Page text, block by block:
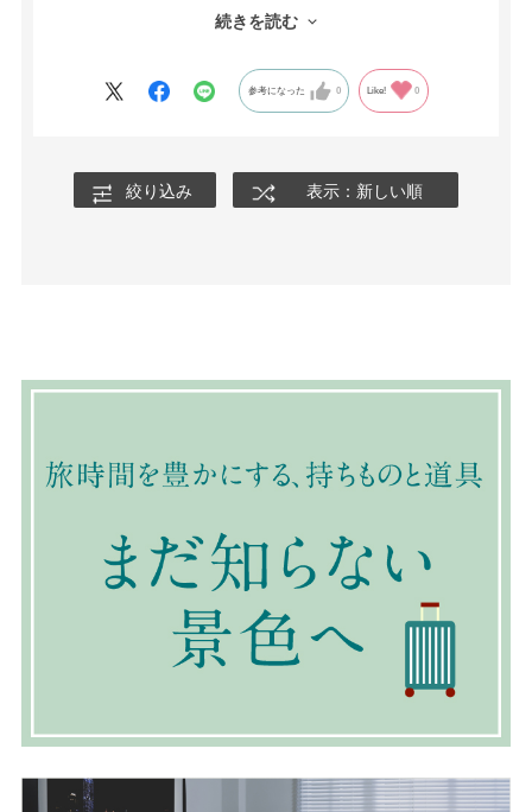
そのため細かな線や小さな生き物たちまでよく観察することがで
お値段的になかなか手が出しづらかったのですが、購入を決断し
て良かったです。
続きを読む
参考になった 0 Like! 0
絞り込み 表示：新しい順